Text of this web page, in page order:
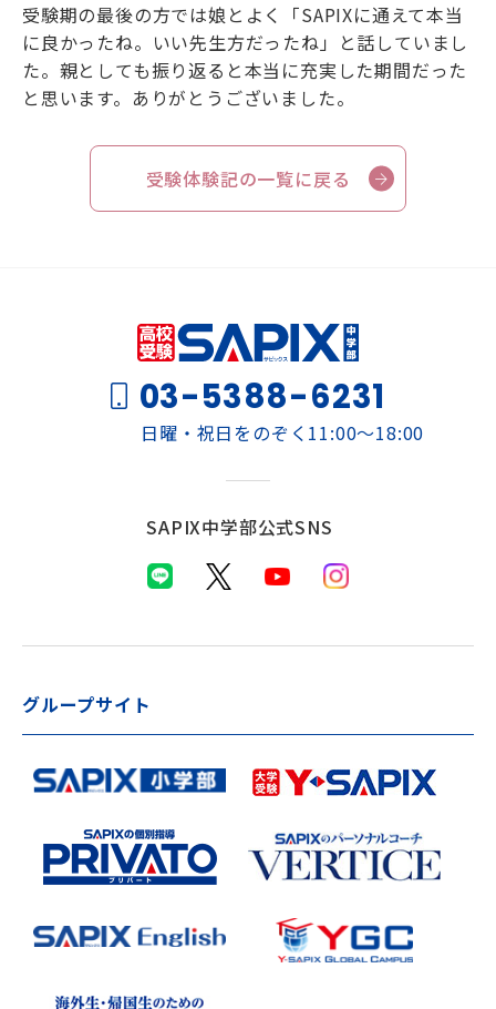
受験期の最後の方では娘とよく「SAPIXに通えて本当
に良かったね。いい先生方だったね」と話していまし
た。親としても振り返ると本当に充実した期間だった
と思います。ありがとうございました。
受験体験記の一覧に戻る
03-5388-6231
日曜・祝日をのぞく11:00～18:00
SAPIX中学部公式SNS
グループサイト